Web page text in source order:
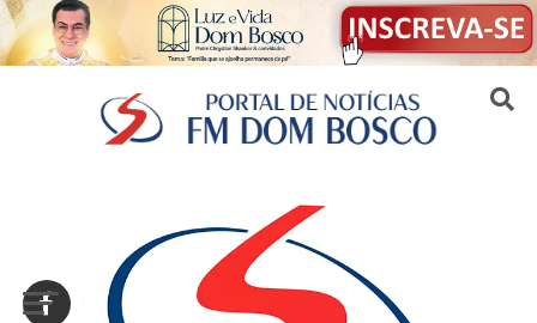
Sair da versão mobile